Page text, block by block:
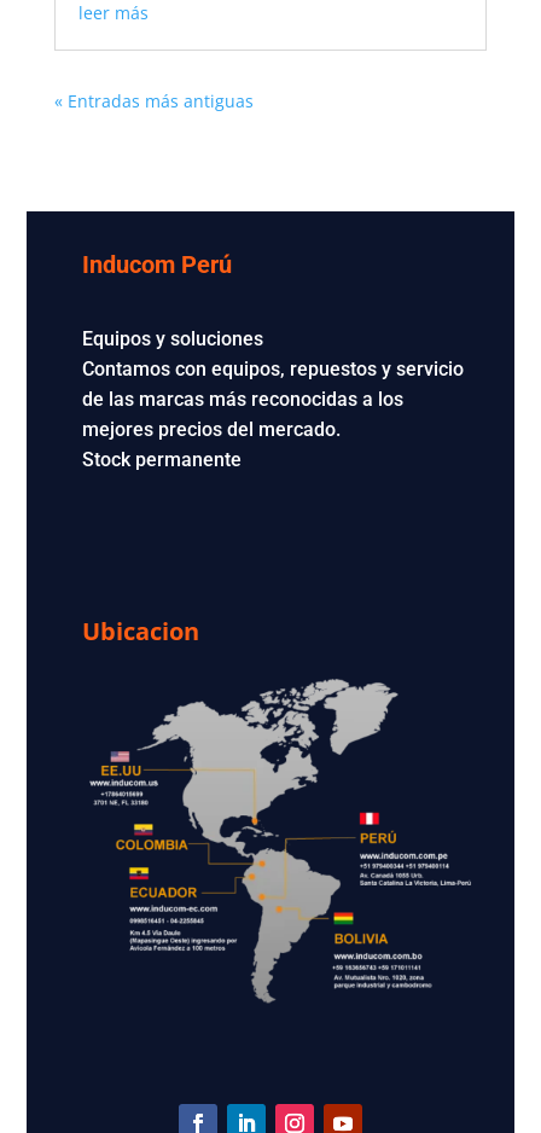
leer más
« Entradas más antiguas
Inducom Perú
Equipos y soluciones
Contamos con equipos, repuestos y servicio
de las marcas más reconocidas a los
mejores precios del mercado.
Stock permanente
Ubicacion